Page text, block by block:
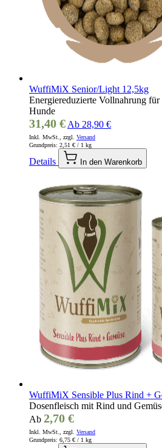
WuffiMiX Senior/Light 12,5kg
Energiereduzierte Vollnahrung
Hunde
31,40 € Ab 28,90 €
Inkl. MwSt., zzgl. Versand
Grundpreis: 2,51 € / 1 kg
Details In den Warenkorb
WuffiMiX Sensible Plus Rind +
Dosenfleisch mit Rind und
Ab 2,70 €
Inkl. MwSt., zzgl. Versand
Grundpreis: 6,75 € / 1 kg